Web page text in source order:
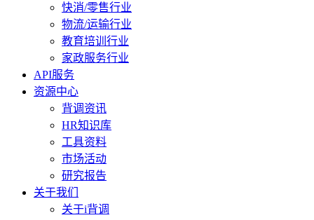
快消/零售行业
物流/运输行业
教育培训行业
家政服务行业
API服务
资源中心
背调资讯
HR知识库
工具资料
市场活动
研究报告
关于我们
关于i背调